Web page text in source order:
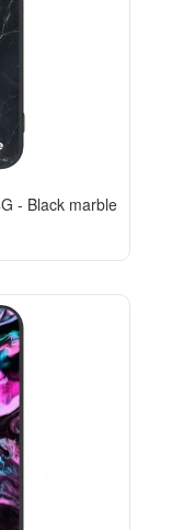
- Black marble